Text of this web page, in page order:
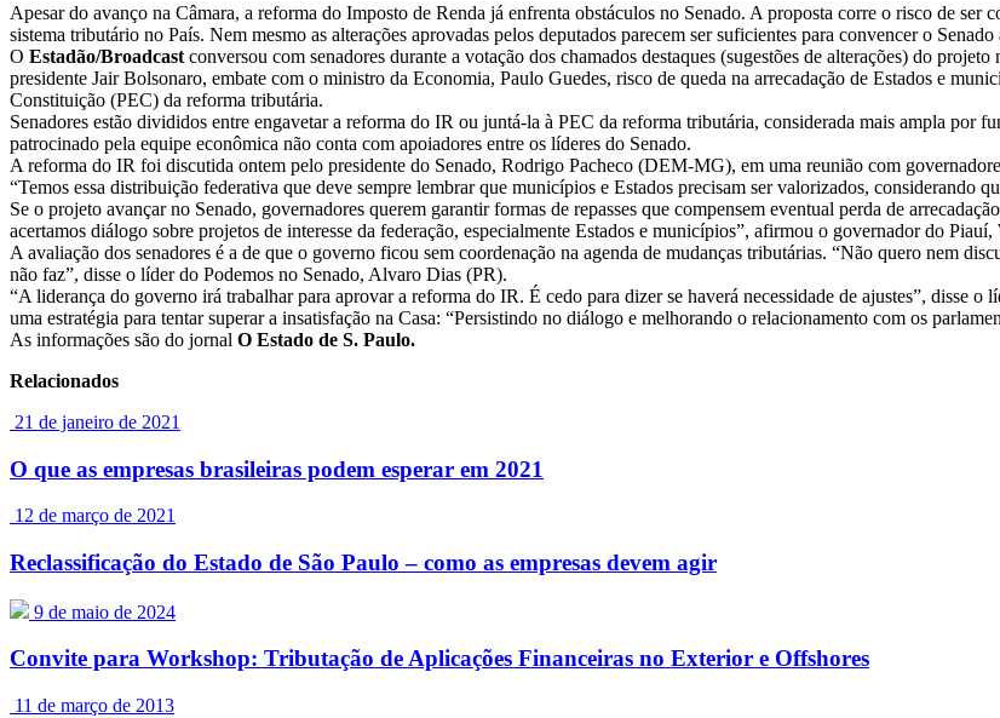
Apesar do avanço na Câmara, a reforma do Imposto de Renda já enfrenta obstáculos no Senado. A proposta corre o risco de ser
sistema tributário no País. Nem mesmo as alterações aprovadas pelos deputados parecem ser suficientes para convencer o
O Estadão/Broadcast conversou com senadores durante a votação dos chamados destaques (sugestões de alterações) do
presidente Jair Bolsonaro, embate com o ministro da Economia, Paulo Guedes, risco de queda na arrecadação de Estados e
Constituição (PEC) da reforma tributária.
Senadores estão divididos entre engavetar a reforma do IR ou juntá-la à PEC da reforma tributária, considerada mais ampla por
patrocinado pela equipe econômica não conta com apoiadores entre os líderes do Senado.
A reforma do IR foi discutida ontem pelo presidente do Senado, Rodrigo Pacheco (DEM-MG), em uma reunião com
“Temos essa distribuição federativa que deve sempre lembrar que municípios e Estados precisam ser valorizados, considerando
Se o projeto avançar no Senado, governadores querem garantir formas de repasses que compensem eventual perda de
acertamos diálogo sobre projetos de interesse da federação, especialmente Estados e municípios”, afirmou o governador do
A avaliação dos senadores é a de que o governo ficou sem coordenação na agenda de mudanças tributárias. “Não quero nem
não faz”, disse o líder do Podemos no Senado, Alvaro Dias (PR).
“A liderança do governo irá trabalhar para aprovar a reforma do IR. É cedo para dizer se haverá necessidade de ajustes”, disse
uma estratégia para tentar superar a insatisfação na Casa: “Persistindo no diálogo e melhorando o relacionamento com os
As informações são do jornal O Estado de S. Paulo.
Relacionados
21 de janeiro de 2021
O que as empresas brasileiras podem esperar em 2021
12 de março de 2021
Reclassificação do Estado de São Paulo – como as empresas devem agir
9 de maio de 2024
Convite para Workshop: Tributação de Aplicações Financeiras no Exterior e Offshores
11 de março de 2013